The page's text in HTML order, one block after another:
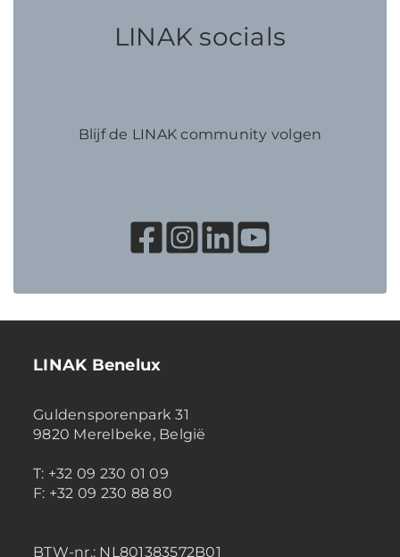
LINAK socials
Blijf de LINAK community volgen
LINAK Benelux
Guldensporenpark 31
9820 Merelbeke, België
T: +32 09 230 01 09
F: +32 09 230 88 80
BTW-nr.: NL801383572B01